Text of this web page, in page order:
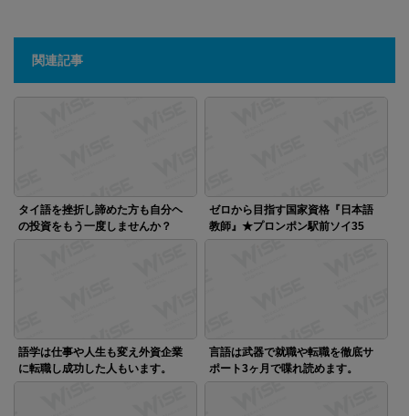
関連記事
タイ語を挫折し諦めた方も自分ヘ
の投資をもう一度しませんか？
ゼロから目指す国家資格『日本語
教師』★プロンポン駅前ソイ35
語学は仕事や人生も変え外資企業
に転職し成功した人もいます。
言語は武器で就職や転職を徹底サ
ポート3ヶ月で喋れ読めます。